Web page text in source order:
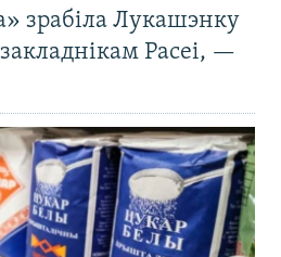
зрабіла Лукашэнку
Расеі, —